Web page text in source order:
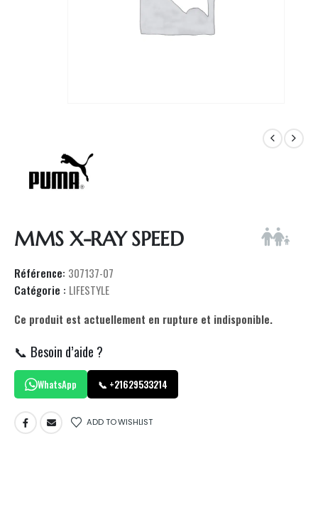
MMS X-RAY SPEED
Référence: 307137-07
Catégorie : LIFESTYLE
Ce produit est actuellement en rupture et indisponible.
📞 Besoin d’aide ?
WhatsApp 📞 +21629533214
ADD TO WISHLIST